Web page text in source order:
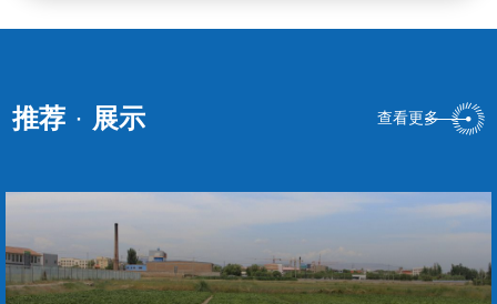
推荐 · 展示 查看更多